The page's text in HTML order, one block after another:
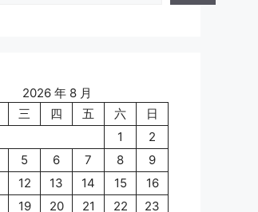
2026 年 8 月
三 四 五 六
日
1
2
5 6 7 8
9
12 13 14 15
16
19 20 21 22
23